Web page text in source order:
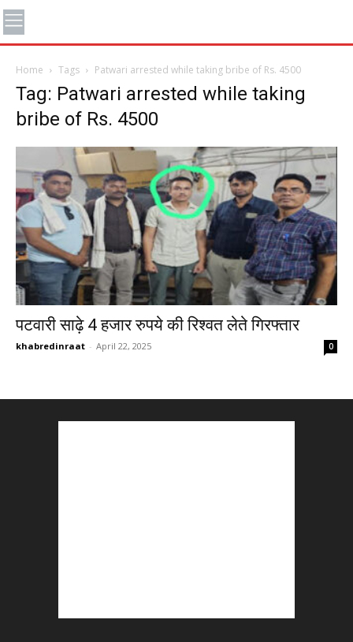
Home Tags Patwari arrested while taking bribe of Rs. 4500
Tag: Patwari arrested while taking
bribe of Rs. 4500
पटवारी साढ़े 4 हजार रुपये की रिश्वत लेते गिरफ्तार
khabredinraat - April 22, 2025 0